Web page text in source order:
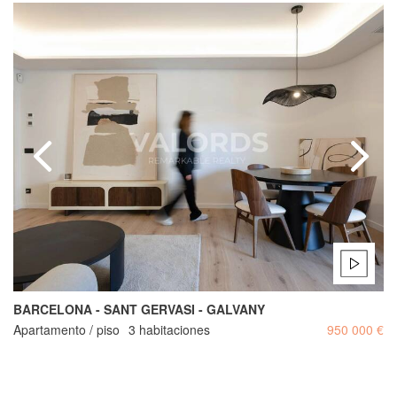
BARCELONA - SANT GERVASI - GALVANY
Apartamento / piso 3 habitaciones 950 000 €